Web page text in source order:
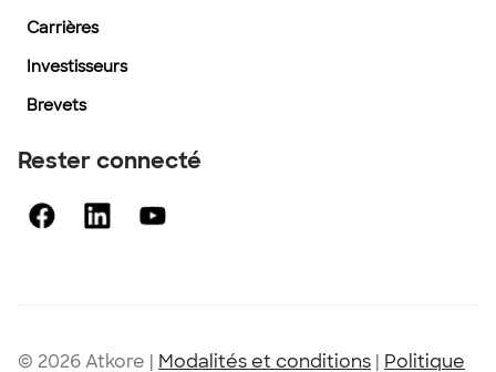
Carrières
Investisseurs
Brevets
Rester connecté
© 2026 Atkore Modalités et conditions Politique